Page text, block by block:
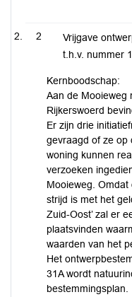
2
Vrijgave
t.h.v. nummer
Kernboodschap:
Aan de Mooieweg
Rijkerswoerd
Er zijn drie
gevraagd of ze op
woning kunnen
verzoeken
Mooieweg.
strijd is met het
Zuid-Oost’ zal er
plaatsvinden
waarden van het
Het
31A wordt
bestemmingsplan.